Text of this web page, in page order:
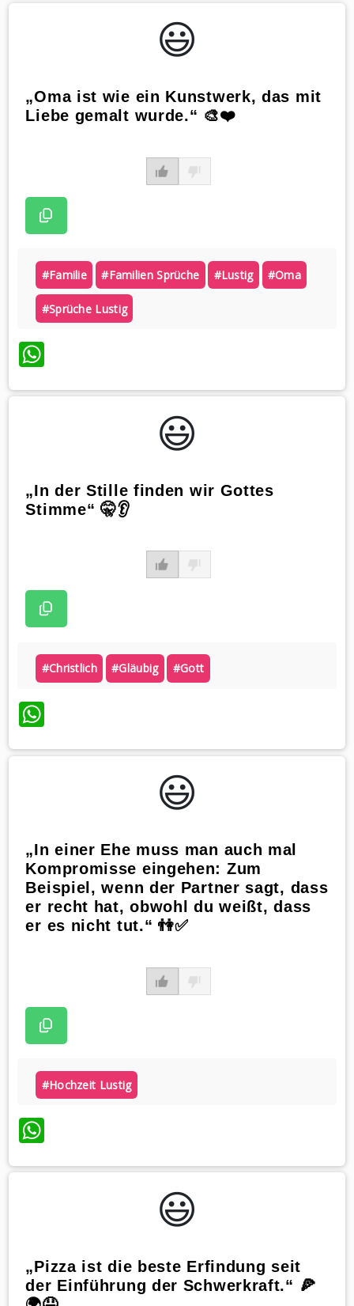
😃️
„Oma ist wie ein Kunstwerk, das mit
Liebe gemalt wurde.“ 🎨❤️
#familie #familien Sprüche #lustig #oma
#sprüche Lustig
WhatsApp
😃️
„In der Stille finden wir Gottes
Stimme“ 🤫👂
#christlich #gläubig #gott
WhatsApp
😃️
„In einer Ehe muss man auch mal
Kompromisse eingehen: Zum
Beispiel, wenn der Partner sagt, dass
er recht hat, obwohl du weißt, dass
er es nicht tut.“ 👫✅
#hochzeit Lustig
WhatsApp
😃️
„Pizza ist die beste Erfindung seit
der Einführung der Schwerkraft.“ 🍕